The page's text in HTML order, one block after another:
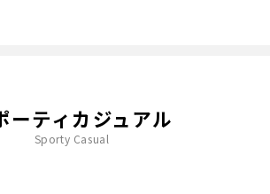
ーティカジュアル
Sporty Casual